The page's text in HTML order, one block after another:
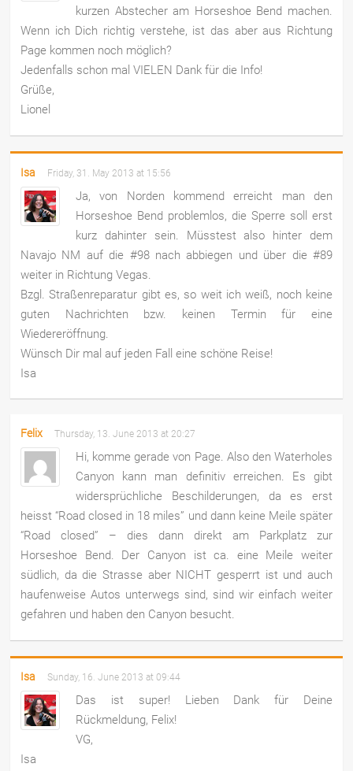
kurzen Abstecher am Horseshoe Bend machen.
Wenn ich Dich richtig verstehe, ist das aber aus Richtung
Page kommen noch möglich?
Jedenfalls schon mal VIELEN Dank für die Info!
Grüße,
Lionel
Isa Friday, 31. May 2013 at 15:56
Ja, von Norden kommend erreicht man den
Horseshoe Bend problemlos, die Sperre soll erst
kurz dahinter sein. Müsstest also hinter dem
Navajo NM auf die #98 nach abbiegen und über die #89
weiter in Richtung Vegas.
Bzgl. Straßenreparatur gibt es, so weit ich weiß, noch keine
guten Nachrichten bzw. keinen Termin für eine
Wiedereröffnung.
Wünsch Dir mal auf jeden Fall eine schöne Reise!
Isa
Felix Thursday, 13. June 2013 at 20:27
Hi, komme gerade von Page. Also den Waterholes
Canyon kann man definitiv erreichen. Es gibt
widersprüchliche Beschilderungen, da es erst
heisst “Road closed in 18 miles” und dann keine Meile später
“Road closed” – dies dann direkt am Parkplatz zur
Horseshoe Bend. Der Canyon ist ca. eine Meile weiter
südlich, da die Strasse aber NICHT gesperrt ist und auch
haufenweise Autos unterwegs sind, sind wir einfach weiter
gefahren und haben den Canyon besucht.
Isa Sunday, 16. June 2013 at 09:44
Das ist super! Lieben Dank für Deine
Rückmeldung, Felix!
VG,
Isa